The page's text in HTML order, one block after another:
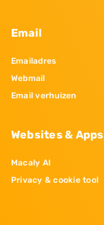
Email
Emailadres
Webmail
Email verhuizen
Websites & Apps
Macaly AI
Privacy & cookie tool